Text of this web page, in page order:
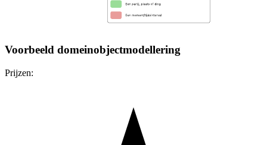
Voorbeeld domeinobjectmodellering
Prijzen: